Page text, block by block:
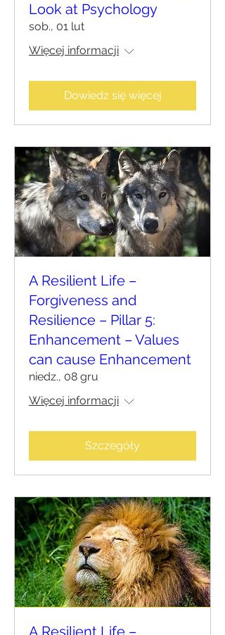
Look at Psychology
sob., 01 lut
Więcej informacji
Dowiedz się więcej
A Resilient Life –
Forgiveness and
Resilience – Pillar 5:
Enhancement – Values
can cause Enhancement
niedz., 08 gru
Więcej informacji
Szczegóły
A Resilient Life –